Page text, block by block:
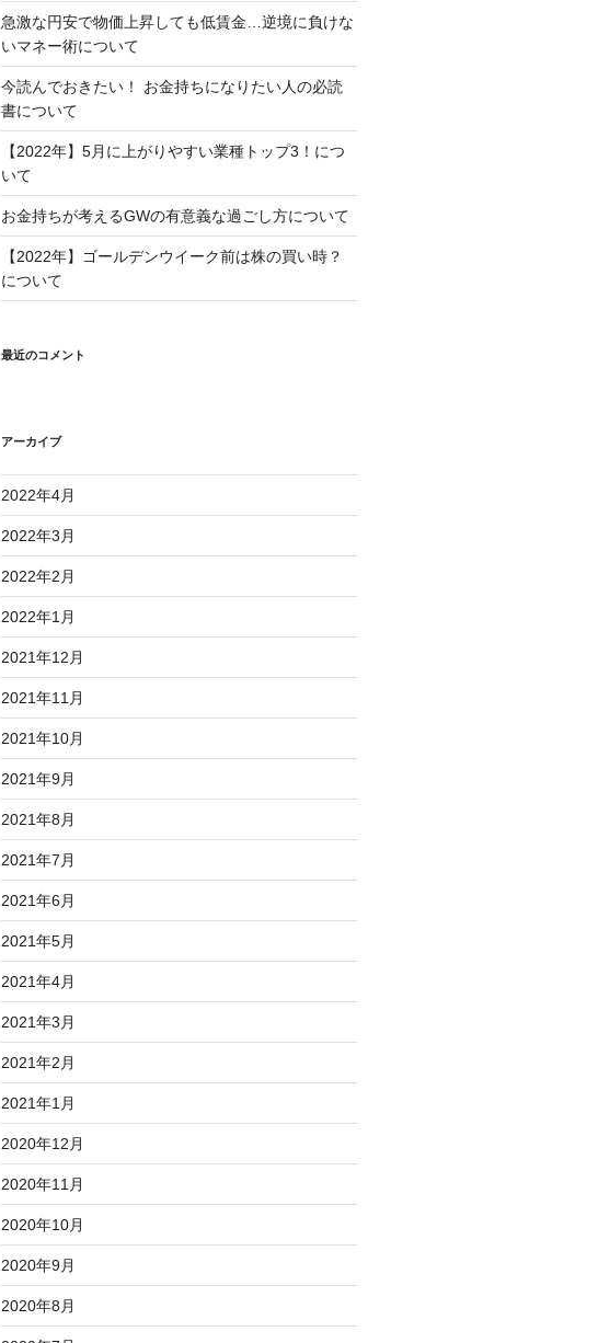
急激な円安で物価上昇しても低賃金…逆境に負けな
いマネー術について
今読んでおきたい！ お金持ちになりたい人の必読
書について
【2022年】5月に上がりやすい業種トップ3！につ
いて
お金持ちが考えるGWの有意義な過ごし方について
【2022年】ゴールデンウイーク前は株の買い時？
について
最近のコメント
アーカイブ
2022年4月
2022年3月
2022年2月
2022年1月
2021年12月
2021年11月
2021年10月
2021年9月
2021年8月
2021年7月
2021年6月
2021年5月
2021年4月
2021年3月
2021年2月
2021年1月
2020年12月
2020年11月
2020年10月
2020年9月
2020年8月